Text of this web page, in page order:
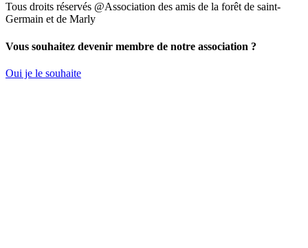
Tous droits réservés @Association des amis de la forêt de saint-
Germain et de Marly
Vous souhaitez devenir membre de notre association ?
Oui je le souhaite